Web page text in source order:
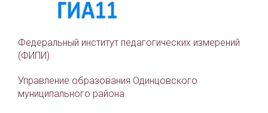
Федеральный институт педагогических измерений
(ФИПИ)
Управление образования Одинцовского
муниципального района